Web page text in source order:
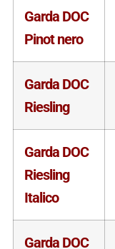
Garda DOC
Pinot nero
Garda DOC
Riesling
Garda DOC
Riesling
Italico
Garda DOC